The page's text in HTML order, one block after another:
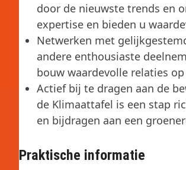
door de nieuwste trends en
expertise en bieden u
Netwerken met
andere enthousiaste
bouw waardevolle relaties
Actief bij te dragen aan de
de Klimaattafel is een stap
en bijdragen aan een
Praktische informatie